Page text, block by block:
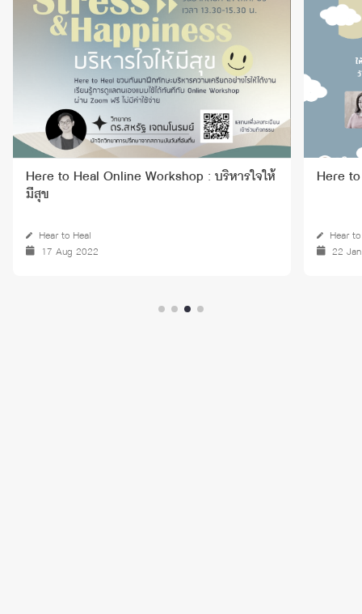
Here to Heal Online Workshop : บริหารใจให้
มีสุข
Hear to Heal
17 Aug 2022
Here
Hear
22